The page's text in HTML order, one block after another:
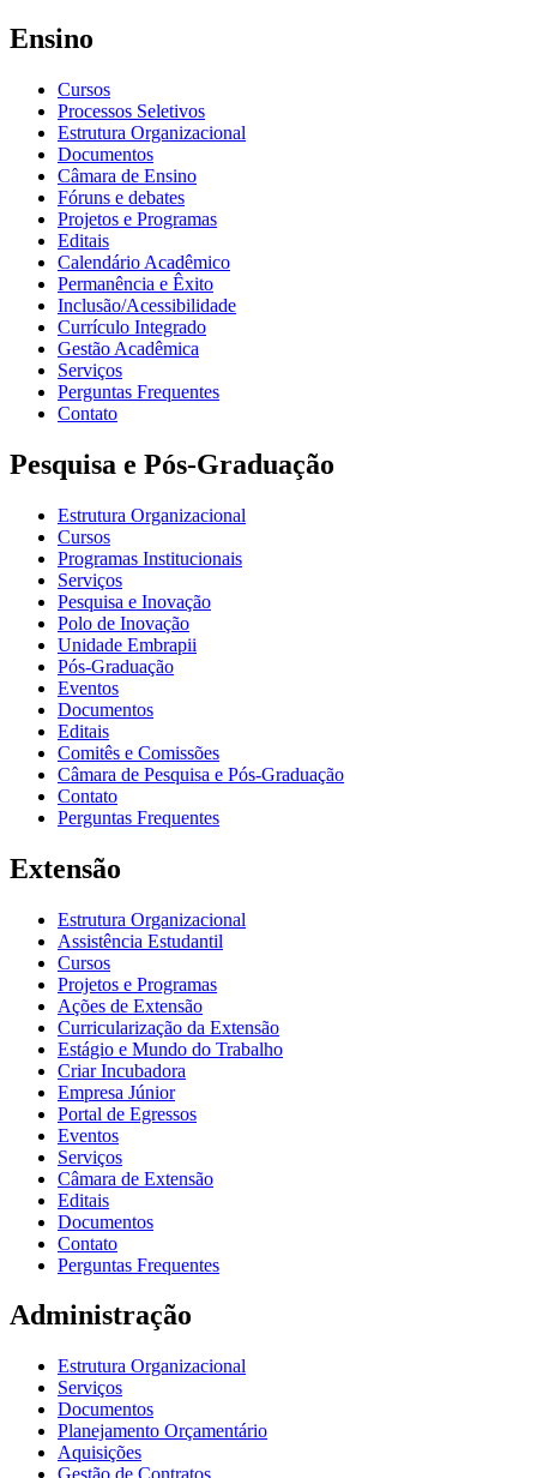
Ensino
Cursos
Processos Seletivos
Estrutura Organizacional
Documentos
Câmara de Ensino
Fóruns e debates
Projetos e Programas
Editais
Calendário Acadêmico
Permanência e Êxito
Inclusão/Acessibilidade
Currículo Integrado
Gestão Acadêmica
Serviços
Perguntas Frequentes
Contato
Pesquisa e Pós-Graduação
Estrutura Organizacional
Cursos
Programas Institucionais
Serviços
Pesquisa e Inovação
Polo de Inovação
Unidade Embrapii
Pós-Graduação
Eventos
Documentos
Editais
Comitês e Comissões
Câmara de Pesquisa e Pós-Graduação
Contato
Perguntas Frequentes
Extensão
Estrutura Organizacional
Assistência Estudantil
Cursos
Projetos e Programas
Ações de Extensão
Curricularização da Extensão
Estágio e Mundo do Trabalho
Criar Incubadora
Empresa Júnior
Portal de Egressos
Eventos
Serviços
Câmara de Extensão
Editais
Documentos
Contato
Perguntas Frequentes
Administração
Estrutura Organizacional
Serviços
Documentos
Planejamento Orçamentário
Aquisições